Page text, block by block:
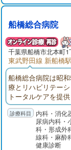
船橋総合病院
千葉県船橋市北本町1
東武野田線 新船橋
船橋総合病院は昭
療とリハビリテー
トータルケアを提
内科・消化
尿病内科・
科・形成外
線科・麻酔
健康診断